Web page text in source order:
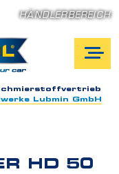
HÄNDLERBEREICH
Lubmin GmbH
HD 50